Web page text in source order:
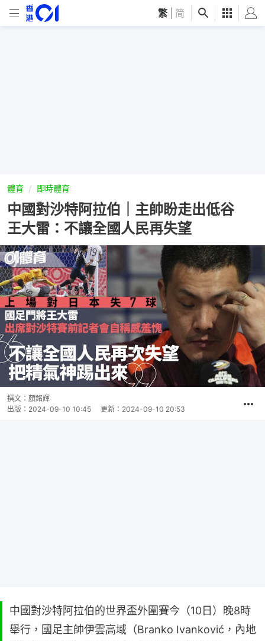
繁 简
體育 即時體育
中國對沙特阿拉伯｜主帥盼走出低谷
王大雷：不讓全國人民再失望
撰文： 顏銘輝
出版： 2024-09-10 10:45 更新： 2024-09-10 20:53
中國對沙特阿拉伯的世界盃外圍賽今（10日）晚8時
舉行，國足主帥伊雲高域（Branko Ivanković，內地